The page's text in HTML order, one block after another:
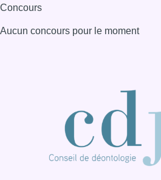
Concours
Aucun concours pour le moment